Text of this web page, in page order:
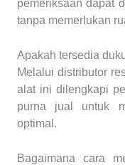
pemeriksaan dapat
tanpa memerlukan
Apakah tersedia
Melalui distributor
alat ini dilengkapi
purna jual untuk
optimal.
Bagaimana cara